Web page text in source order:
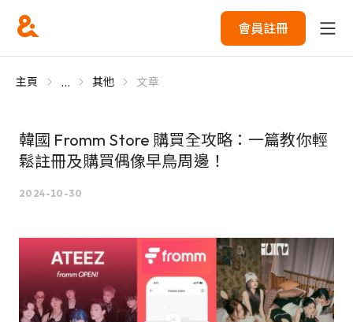
會員註冊
主頁 ... 其他 文章
韓國 Fromm Store 購買全攻略：一篇教你輕
鬆註冊及購買偶像早鳥周邊！
2024-10-30